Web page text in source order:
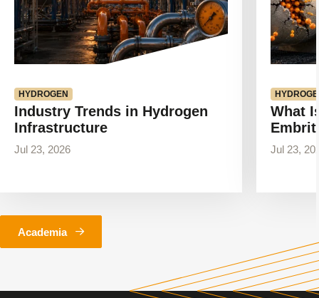
HYDROGEN
Industry Trends in Hydrogen
Infrastructure
Jul 23, 2026
What
Jul 23,
Academia